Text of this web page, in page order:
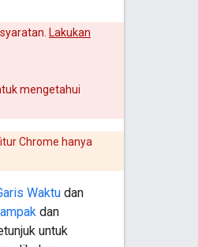
Lakukan
mengetahui
Chrome hanya
Waktu dan
dan
untuk